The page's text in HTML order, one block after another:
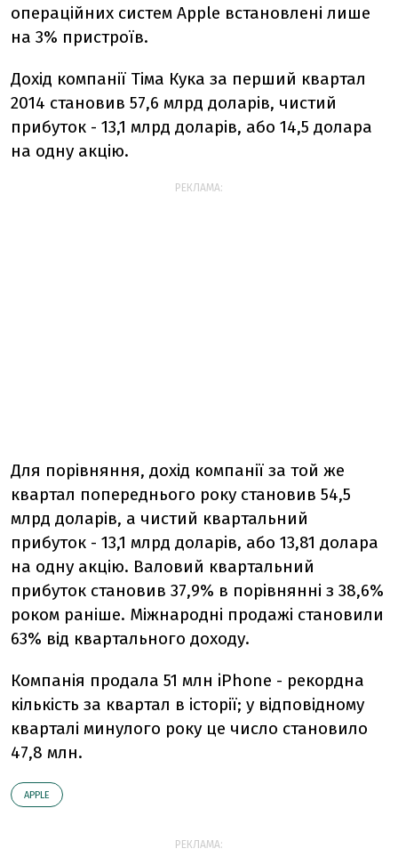
операційних систем Apple встановлені лише
на 3% пристроїв.
Дохід компанії Тіма Кука за перший квартал
2014 становив 57,6 млрд доларів, чистий
прибуток - 13,1 млрд доларів, або 14,5 долара
на одну акцію.
РЕКЛАМА:
Для порівняння, дохід компанії за той же
квартал попереднього року становив 54,5
млрд доларів, а чистий квартальний
прибуток - 13,1 млрд доларів, або 13,81 долара
на одну акцію. Валовий квартальний
прибуток становив 37,9% в порівнянні з 38,6%
роком раніше. Міжнародні продажі становили
63% від квартального доходу.
Компанія продала 51 млн iPhone - рекордна
кількість за квартал в історії; у відповідному
кварталі минулого року це число становило
47,8 млн.
АPPLE
РЕКЛАМА: